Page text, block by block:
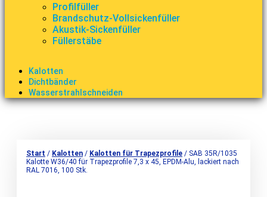
Profilfüller
Brandschutz-Vollsickenfüller
Akustik-Sickenfüller
Füllerstäbe
Kalotten
Dichtbänder
Wasserstrahlschneiden
Start / Kalotten / Kalotten für Trapezprofile / SAB 35R/1035
Kalotte W36/40 für Trapezprofile 7,3 x 45, EPDM-Alu, lackiert nach
RAL 7016, 100 Stk.